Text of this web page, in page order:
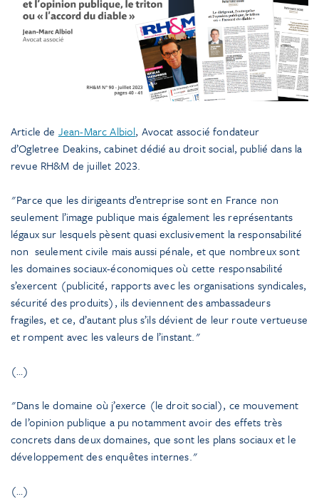
Article de Jean-Marc Albiol, Avocat associé fondateur
d’Ogletree Deakins, cabinet dédié au droit social, publié dans la
revue RH&M de juillet 2023.
Parce que les dirigeants d’entreprise sont en France non
seulement l’image publique mais également les représentants
légaux sur lesquels pèsent quasi exclusivement la responsabilité
non seulement civile mais aussi pénale, et que nombreux sont
les domaines sociaux-économiques où cette responsabilité
s’exercent (publicité, rapports avec les organisations syndicales,
sécurité des produits), ils deviennent des ambassadeurs
fragiles, et ce, d’autant plus s’ils dévient de leur route vertueuse
et rompent avec les valeurs de l’instant.
(…)
Dans le domaine où j’exerce (le droit social), ce mouvement
de l’opinion publique a pu notamment avoir des effets très
concrets dans deux domaines, que sont les plans sociaux et le
développement des enquêtes internes.
(…)